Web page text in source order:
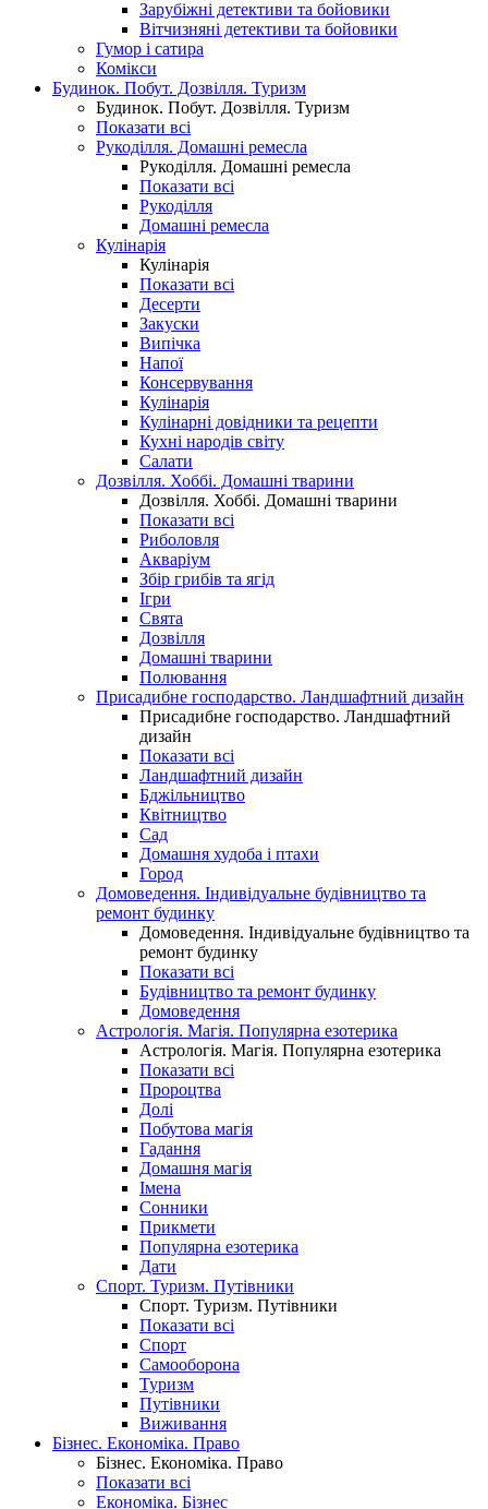
Зарубіжні детективи та бойовики
Вітчизняні детективи та бойовики
Гумор і сатира
Комікси
Будинок. Побут. Дозвілля. Туризм
Будинок. Побут. Дозвілля. Туризм
Показати всі
Рукоділля. Домашні ремесла
Рукоділля. Домашні ремесла
Показати всі
Рукоділля
Домашні ремесла
Кулінарія
Кулінарія
Показати всі
Десерти
Закуски
Випічка
Напої
Консервування
Кулінарія
Кулінарні довідники та рецепти
Кухні народів світу
Салати
Дозвілля. Хоббі. Домашні тварини
Дозвілля. Хоббі. Домашні тварини
Показати всі
Риболовля
Акваріум
Збір грибів та ягід
Ігри
Свята
Дозвілля
Домашні тварини
Полювання
Присадибне господарство. Ландшафтний дизайн
Присадибне господарство. Ландшафтний
дизайн
Показати всі
Ландшафтний дизайн
Бджільництво
Квітництво
Сад
Домашня худоба і птахи
Город
Домоведення. Індивідуальне будівництво та
ремонт будинку
Домоведення. Індивідуальне будівництво та
ремонт будинку
Показати всі
Будівництво та ремонт будинку
Домоведення
Астрологія. Магія. Популярна езотерика
Астрологія. Магія. Популярна езотерика
Показати всі
Пророцтва
Долі
Побутова магія
Гадання
Домашня магія
Імена
Сонники
Прикмети
Популярна езотерика
Дати
Спорт. Туризм. Путівники
Спорт. Туризм. Путівники
Показати всі
Спорт
Самооборона
Туризм
Путівники
Виживання
Бізнес. Економіка. Право
Бізнес. Економіка. Право
Показати всі
Економіка. Бізнес